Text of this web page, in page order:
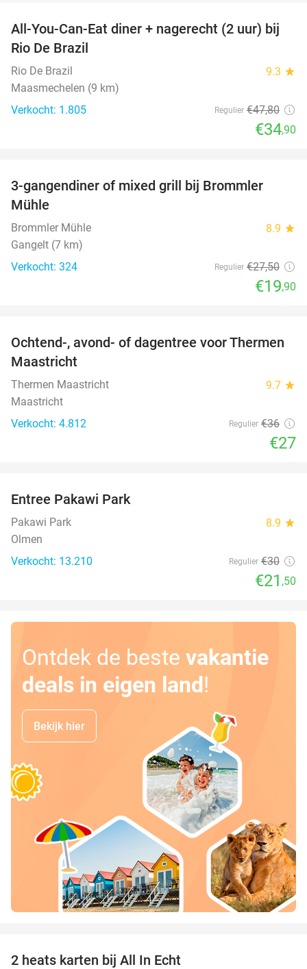
27%
All-You-Can-Eat diner + nagerecht (2 uur) bij
Rio De Brazil
Rio De Brazil 9.3 star
Maasmechelen (9 km)
Verkocht: 1.805
Regulier €47,80
€34,90
3-gangendiner of mixed grill bij Brommler
Mühle
Brommler Mühle 8.9 star
Gangelt (7 km)
Verkocht: 324
Regulier €27,50
€19,90
25%
Ochtend-, avond- of dagentree voor Thermen
Maastricht
Thermen Maastricht 9.7 star
Maastricht
Verkocht: 4.812
Regulier €36
€27
Entree Pakawi Park
Pakawi Park 8.9 star
Olmen
Verkocht: 13.210
Regulier €30
€21 ,50
Ontdek de beste vakantie
deals in eigen land!
Bekijk hier
2 heats karten bij All In Echt